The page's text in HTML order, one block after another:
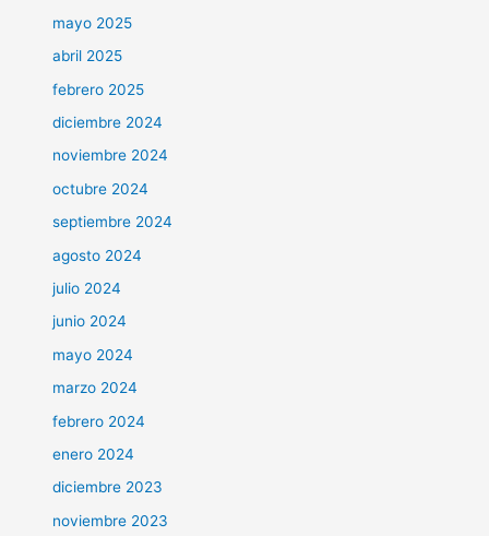
mayo 2025
abril 2025
febrero 2025
diciembre 2024
noviembre 2024
octubre 2024
septiembre 2024
agosto 2024
julio 2024
junio 2024
mayo 2024
marzo 2024
febrero 2024
enero 2024
diciembre 2023
noviembre 2023